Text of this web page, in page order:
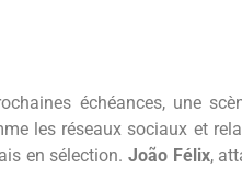
échéances, une
les réseaux sociaux et
en sélection.João Félix,